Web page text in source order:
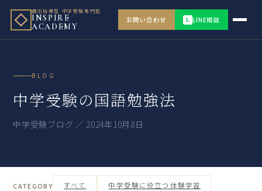
個別指導型 中学受験専門塾
INSPIRE
ACADEMY
お問い合わせ L LINE相談
BLOG
中学受験の国語勉強法
中学受験ブログ ／ 2024年10月8日
CATEGORY すべて 中学受験に役立つ体験学習